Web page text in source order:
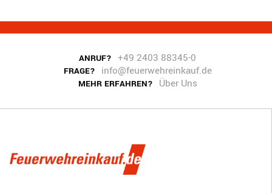
ANRUF? +49 2403 88345-0
FRAGE? info@feuerwehreinkauf.de
MEHR ERFAHREN? Über Uns